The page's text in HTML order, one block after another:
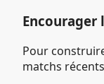
Pour
matchs